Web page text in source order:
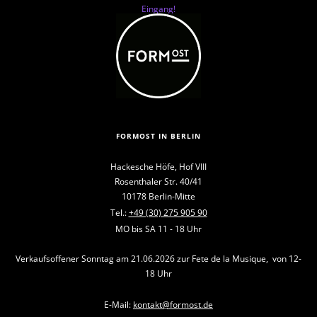
Eingang!
FORMOST IN BERLIN
Hackesche Höfe, Hof VIII
Rosenthaler Str. 40/41
10178 Berlin-Mitte
Tel.:+49 (30) 275 905 90
MO bis SA 11 - 18 Uhr
Verkaufsoffener Sonntag am 21.06.2026 zur Fete de la Musique, von 12-
18 Uhr
E-Mail: kontakt@formost.de